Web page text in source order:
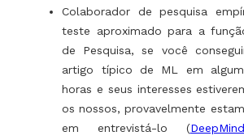
Colaborador de pesquisa
teste aproximado para a
de Pesquisa, se você
artigo típico de ML em
horas e seus interesses
os nossos, provavelmente
em entrevistá-lo (DeepMind